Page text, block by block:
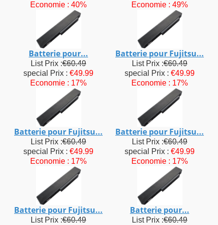
Economie : 40%
Economie : 49%
Batterie pour...
List Prix :€60.49
special Prix : €49.99
Economie : 17%
Batterie pour Fujitsu...
List Prix :€60.49
special Prix : €49.99
Economie : 17%
Batterie pour Fujitsu...
List Prix :€60.49
special Prix : €49.99
Economie : 17%
Batterie pour Fujitsu...
List Prix :€60.49
special Prix : €49.99
Economie : 17%
Batterie pour Fujitsu...
List Prix :€60.49
Batterie pour...
List Prix :€60.49